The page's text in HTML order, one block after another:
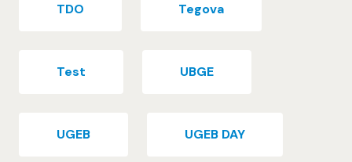
TDO Tegova
Test UBGE
UGEB UGEB DAY